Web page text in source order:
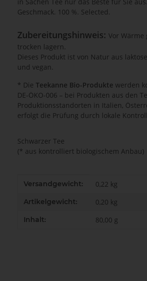
Geschmack. 100 %. Selected.
Zubereitungshinweis: Vor Wärme
trocken lagern.
Dieses Produkt ist von Natur aus
und vegan.
* Die Teekanne Bio-Produkte werden
DE-ÖKO-006 – bei Produkten aus den
Produktionsstandorten in Italien,
erfolgt die Prüfung durch lokale
Schwarzer Tee
(* aus kontrolliert biologischem Anbau)
Produkteigenschaft
Wert
Versandgewicht: 0,22 kg
Artikelgewicht: 0,20 kg
Inhalt: 80,00 g